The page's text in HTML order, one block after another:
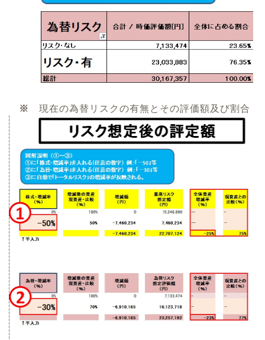
※ 現在の為替リスクの有無とその評価額及び割合